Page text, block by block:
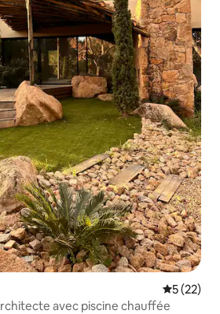
5 (22)
avec piscine chauffée